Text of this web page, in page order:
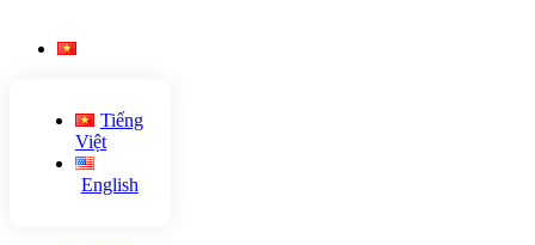
Tiếng
Việt
English